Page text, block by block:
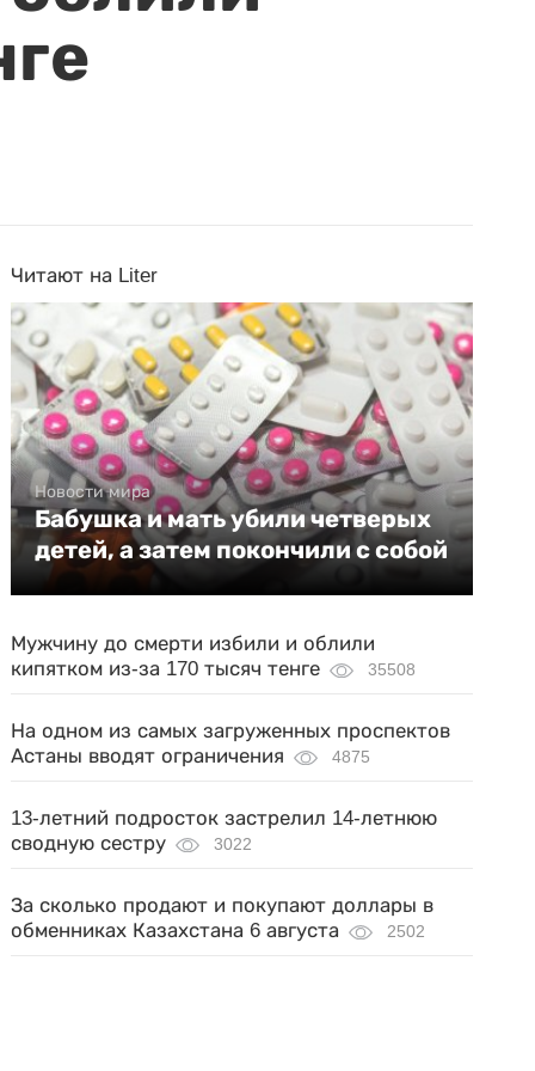
Читают на Liter
Новости мира
Бабушка и мать убили четверых
детей, а затем покончили с собой
Мужчину до смерти избили и облили
кипятком из-за 170 тысяч тенге
35508
На одном из самых загруженных проспектов
Астаны вводят ограничения
4875
13-летний подросток застрелил 14-летнюю
сводную сестру
3022
За сколько продают и покупают доллары в
обменниках Казахстана 6 августа
2502